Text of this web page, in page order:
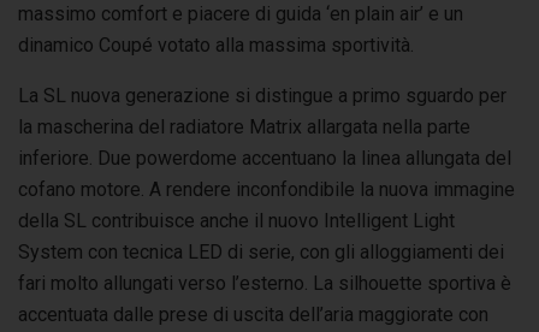
massimo comfort e piacere di guida ‘en plain air’ e un
dinamico Coupé votato alla massima sportività.
La SL nuova generazione si distingue a primo sguardo per
la mascherina del radiatore Matrix allargata nella parte
inferiore. Due powerdome accentuano la linea allungata del
cofano motore. A rendere inconfondibile la nuova immagine
della SL contribuisce anche il nuovo Intelligent Light
System con tecnica LED di serie, con gli alloggiamenti dei
fari molto allungati verso l’esterno. La silhouette sportiva è
accentuata dalle prese di uscita dell’aria maggiorate con